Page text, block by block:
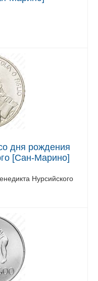
дня рождения
[Сан-Марино]
Нурсийского